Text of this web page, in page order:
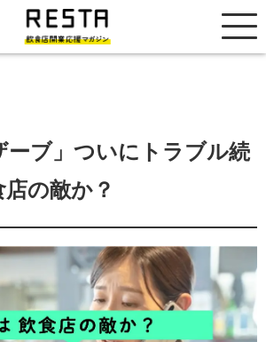
居抜き売却市場
ーブ」ついにトラブル続
の敵か？